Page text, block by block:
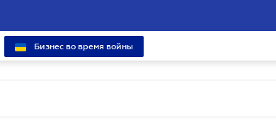
Бизнес во время войны